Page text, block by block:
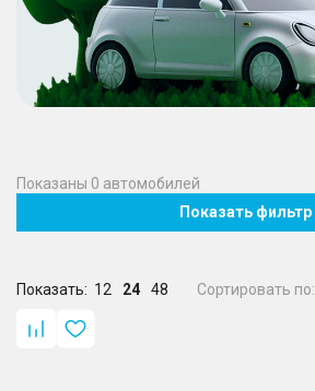
Показаны 0 автомобилей
Показать фильтр
Показать: 12 24 48 Сортировать по: